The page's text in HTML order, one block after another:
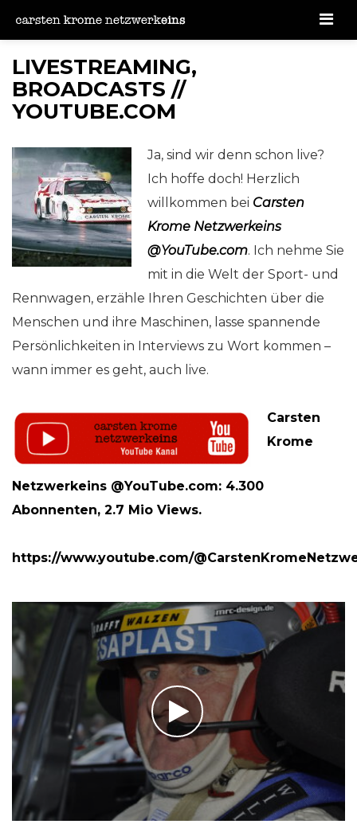
LIVESTREAMING,
BROADCASTS //
YOUTUBE.COM
Ja, sind wir denn schon live?
Ich hoffe doch! Herzlich
willkommen bei Carsten
Krome Netzwerkeins
@YouTube.com. Ich nehme Sie
mit in die Welt der Sport- und
Rennwagen, erzähle Ihren Geschichten über die
Menschen und ihre Maschinen, lasse spannende
Persönlichkeiten in Interviews zu Wort kommen –
wann immer es geht, auch live.
Carsten
Krome
Netzwerkeins @YouTube.com: 4.300
Abonnenten, 2.7 Mio Views.
https://www.youtube.com/